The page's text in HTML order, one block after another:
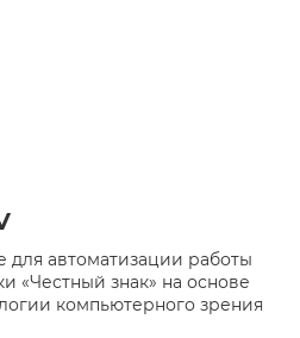
автоматизации работы
«Честный знак» на основе
компьютерного зрения